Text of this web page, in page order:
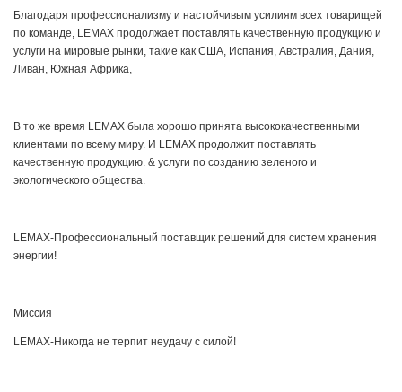
Благодаря профессионализму и настойчивым усилиям всех товарищей
по команде, LEMAX продолжает поставлять качественную продукцию и
услуги на мировые рынки, такие как США, Испания, Австралия, Дания,
Ливан, Южная Африка,
В то же время LEMAX была хорошо принята высококачественными
клиентами по всему миру. И LEMAX продолжит поставлять
качественную продукцию. & услуги по созданию зеленого и
экологического общества.
LEMAX-Профессиональный поставщик решений для систем хранения
энергии!
Миссия
LEMAX-Никогда не терпит неудачу с силой!